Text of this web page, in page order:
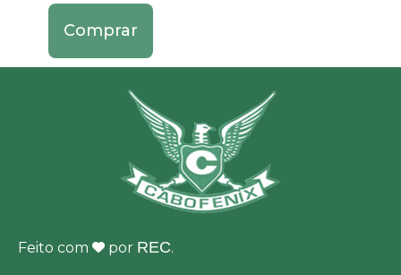
Comprar
Feito com por REC.